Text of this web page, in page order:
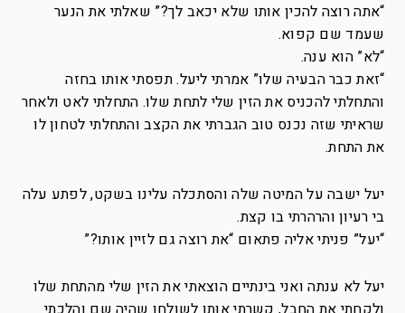
“אתה רוצה להכין אותו שלא יכאב לך?” שאלתי את הנער
שעמד שם קפוא.
“לא” הוא ענה.
“זאת כבר הבעיה שלו” אמרתי ליעל. תפסתי אותו בחזה
והתחלתי להכניס את הזין שלי לתחת שלו. התחלתי לאט ולאחר
שראיתי שזה נכנס טוב הגברתי את הקצב והתחלתי לטחון לו
את התחת.
יעל ישבה על המיטה שלה והסתכלה עלינו בשקט, לפתע עלה
בי רעיון והרהרתי בו קצת.
“יעל” פניתי אליה פתאום “את רוצה גם לזיין אותו?”
יעל לא ענתה ואני בינתיים הוצאתי את הזין שלי מהתחת שלו